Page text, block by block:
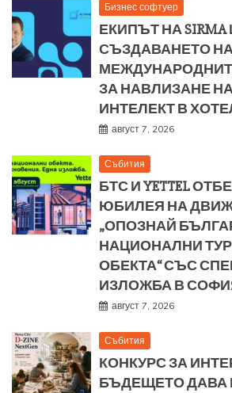
Бизнес софтуер
ЕКИПЪТ НА
СЪЗДАВАНЕТО
ЗА НАВЛИЗАНЕ
ИНТЕЛЕКТ В
август 7, 2026
Събития
БТС И YETTEL
ЮБИЛЕЯ НА
„ОПОЗНАЙ
НАЦИОНАЛНИ
ОБЕКТА“ СЪС
ИЗЛОЖБА В
август 7, 2026
Събития
КОНКУРС ЗА
БЪДЕЩЕТО ДАВА